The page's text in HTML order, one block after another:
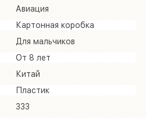
Авиация
Картонная коробка
Для мальчиков
От 8 лет
Китай
Пластик
333